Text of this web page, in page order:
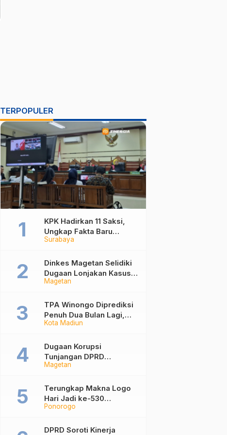
TERPOPULER
Surabaya
KPK Hadirkan 11 Saksi,
Ungkap Fakta Baru
Sidang Korupsi Wali Kota
Magetan
Dinkes Magetan Selidiki
Dugaan Lonjakan Kasus
Diare di Lembeyan,
Epidemiologi
Kota Madiun
TPA Winongo Diprediksi
Penuh Dua Bulan Lagi,
Ketua DPRD Kota Madiun
Penanganan Sampah
Magetan
Dugaan Korupsi
Tunjangan DPRD
Ponorogo Jadi Alarm,
Perkuat Tata Kelola
Administrasi
Ponorogo
Terungkap Makna Logo
Hari Jadi ke-530
Ponorogo, Angka 530
Sekar Kinanthi
DPRD Soroti Kinerja